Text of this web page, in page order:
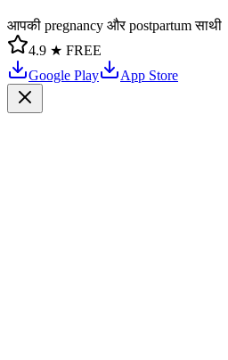
आपकी pregnancy और postpartum साथी
4.9 ★ FREE
Google Play
App Store